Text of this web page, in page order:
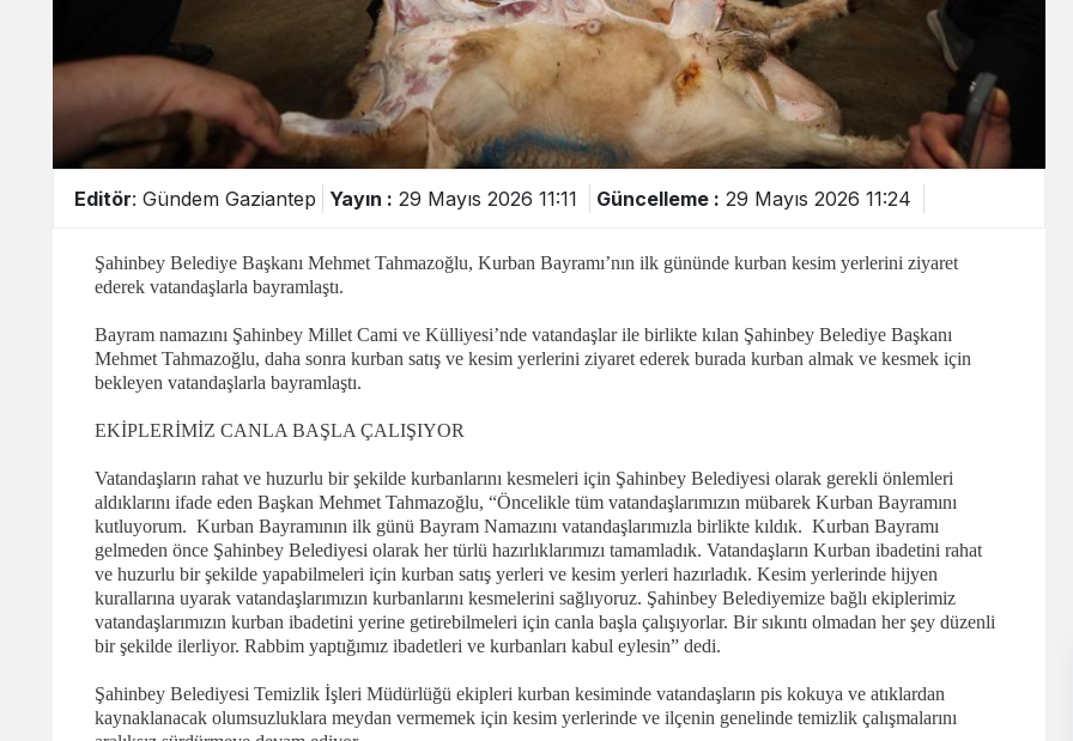
Editör: Gündem Gaziantep Yayın : 29 Mayıs 2026 11:11 Güncelleme : 29 Mayıs 2026 11:24
Şahinbey Belediye Başkanı Mehmet Tahmazoğlu, Kurban Bayramı’nın ilk gününde kurban kesim yerlerini ziyaret
ederek vatandaşlarla bayramlaştı.
Bayram namazını Şahinbey Millet Cami ve Külliyesi’nde vatandaşlar ile birlikte kılan Şahinbey Belediye Başkanı
Mehmet Tahmazoğlu, daha sonra kurban satış ve kesim yerlerini ziyaret ederek burada kurban almak ve kesmek için
bekleyen vatandaşlarla bayramlaştı.
EKİPLERİMİZ CANLA BAŞLA ÇALIŞIYOR
Vatandaşların rahat ve huzurlu bir şekilde kurbanlarını kesmeleri için Şahinbey Belediyesi olarak gerekli önlemleri
aldıklarını ifade eden Başkan Mehmet Tahmazoğlu, “Öncelikle tüm vatandaşlarımızın mübarek Kurban Bayramını
kutluyorum. Kurban Bayramının ilk günü Bayram Namazını vatandaşlarımızla birlikte kıldık. Kurban Bayramı
gelmeden önce Şahinbey Belediyesi olarak her türlü hazırlıklarımızı tamamladık. Vatandaşların Kurban ibadetini rahat
ve huzurlu bir şekilde yapabilmeleri için kurban satış yerleri ve kesim yerleri hazırladık. Kesim yerlerinde hijyen
kurallarına uyarak vatandaşlarımızın kurbanlarını kesmelerini sağlıyoruz. Şahinbey Belediyemize bağlı ekiplerimiz
vatandaşlarımızın kurban ibadetini yerine getirebilmeleri için canla başla çalışıyorlar. Bir sıkıntı olmadan her şey düzenli
bir şekilde ilerliyor. Rabbim yaptığımız ibadetleri ve kurbanları kabul eylesin” dedi.
Şahinbey Belediyesi Temizlik İşleri Müdürlüğü ekipleri kurban kesiminde vatandaşların pis kokuya ve atıklardan
kaynaklanacak olumsuzluklara meydan vermemek için kesim yerlerinde ve ilçenin genelinde temizlik çalışmalarını